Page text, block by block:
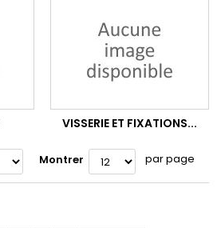
VISSERIE ET FIXATIONS...
Montrer par page